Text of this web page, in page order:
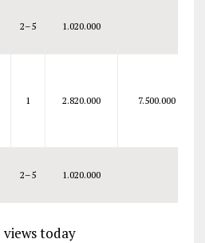
2–5 1.020.000
1 2.820.000 7.500.000
2–5 1.020.000
views today